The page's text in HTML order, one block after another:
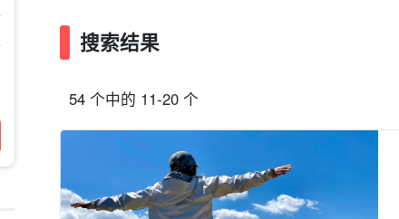
搜索结果
54 个中的 11-20 个